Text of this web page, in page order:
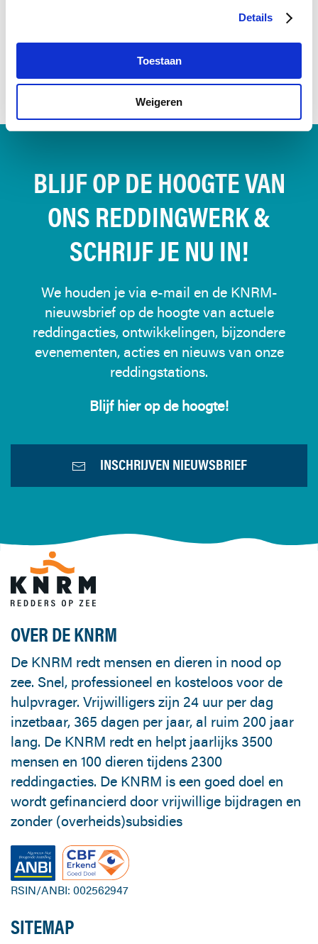
Details
Toestaan
Weigeren
DONEER NU
BLIJF OP DE HOOGTE VAN
ONS REDDINGWERK &
SCHRIJF JE NU IN!
We houden je via e-mail en de KNRM-
nieuwsbrief op de hoogte van actuele
reddingacties, ontwikkelingen, bijzondere
evenementen, acties en nieuws van onze
reddingstations.
Blijf hier op de hoogte!
INSCHRIJVEN NIEUWSBRIEF
OVER DE KNRM
De KNRM redt mensen en dieren in nood op
zee. Snel, professioneel en kosteloos voor de
hulpvrager. Vrijwilligers zijn 24 uur per dag
inzetbaar, 365 dagen per jaar, al ruim 200 jaar
lang. De KNRM redt en helpt jaarlijks 3500
mensen en 100 dieren tijdens 2300
reddingacties. De KNRM is een goed doel en
wordt gefinancierd door vrijwillige bijdragen en
zonder (overheids)subsidies
RSIN/ANBI: 002562947
SITEMAP